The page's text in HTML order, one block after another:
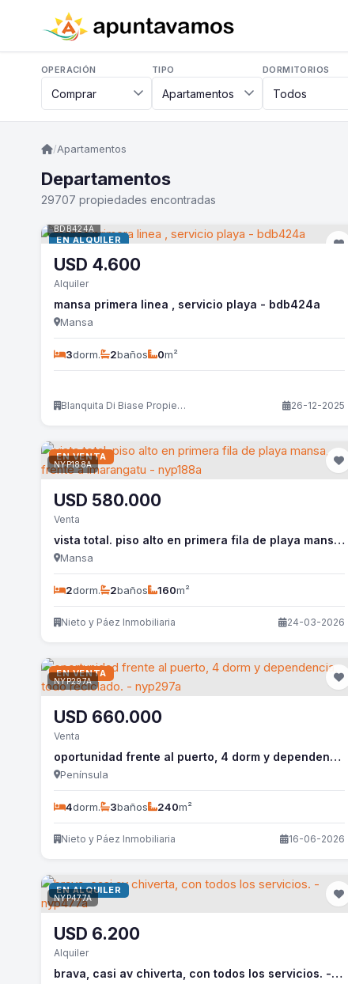
OPERACIÓN TIPO DORMITORIOS
/Apartamentos
Departamentos
29707 propiedades encontradas
EN ALQUILER
BDB424A
USD 4.600
Alquiler
mansa primera linea , servicio playa - bdb424a
Mansa
3dorm. 2baños 0m²
Blanquita Di Biase Propiedades 26-12-2025
EN VENTA
NYP188A
USD 580.000
Venta
vista total. piso alto en primera fila de playa mansa, frente a imarangatu - nyp188a
Mansa
2dorm. 2baños 160m²
Nieto y Páez Inmobiliaria 24-03-2026
EN VENTA
NYP297A
USD 660.000
Venta
oportunidad frente al puerto, 4 dorm y dependencia, todo reciclado. - nyp297a
Península
4dorm. 3baños 240m²
Nieto y Páez Inmobiliaria 16-06-2026
EN ALQUILER
NYP477A
USD 6.200
Alquiler
brava, casi av chiverta, con todos los servicios. - nyp477a